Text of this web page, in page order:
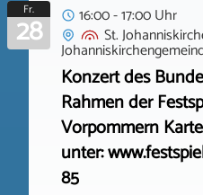
Fr.
28
16:00 - 17:00 Uhr
St.
Konzert des
Rahmen der
Vorpommern
unter:
85